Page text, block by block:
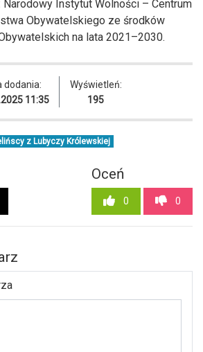
Instytut Wolności – Centrum
Obywatelskiego ze środków
na lata 2021–2030.
dodania:
11:35
Wyświetleń:
195
z Lubyczy Królewskiej
Oceń
0 0